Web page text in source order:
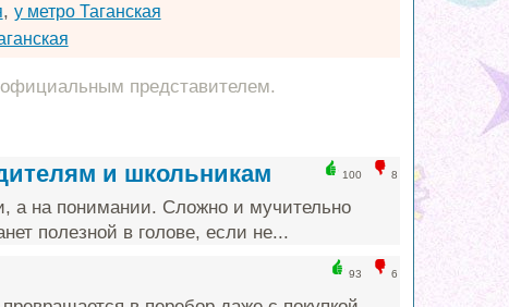
, у метро Таганская
представителем.
100 8
и школьникам
а на понимании. Сложно и мучительно
полезной в голове, если не...
93 6